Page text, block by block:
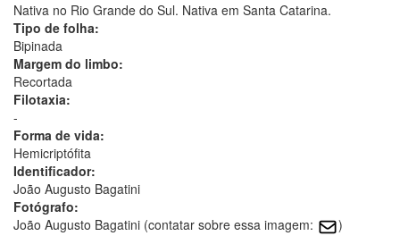
Nativa no Rio Grande do Sul. Nativa em Santa Catarina.
Tipo de folha:
Bipinada
Margem do limbo:
Recortada
Filotaxia:
-
Forma de vida:
Hemicriptófita
Identificador:
João Augusto Bagatini
Fotógrafo:
João Augusto Bagatini (contatar sobre essa imagem:
)